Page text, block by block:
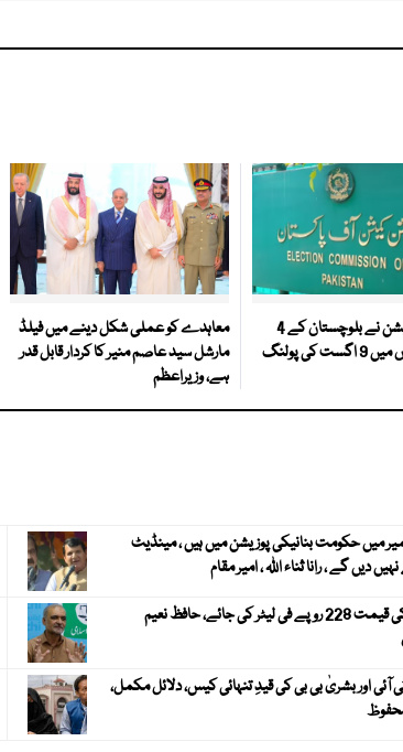
الیکشن کمیشن نے بلوچستان کے 4
بلدیاتی حلقوں میں 9 اگست کی پولنگ
معاہدے کو عملی شکل دینے میں فیلڈ
مارشل سید عاصم منیر کا کردار قابل قدر
ہے، وزیراعظم
میں حکومت بنانیکی پوزیشن میں ہیں ، مینڈیٹ
دیں گے ، رانا ثناء اللہ ، امیر مقام
پیٹرول کی قیمت 228 روپے فی لیٹر کی جائے، حافظ نعیم
آئی اور بشریٰ بی بی کی قیدِ تنہائی کیس، دلائل مکمل،